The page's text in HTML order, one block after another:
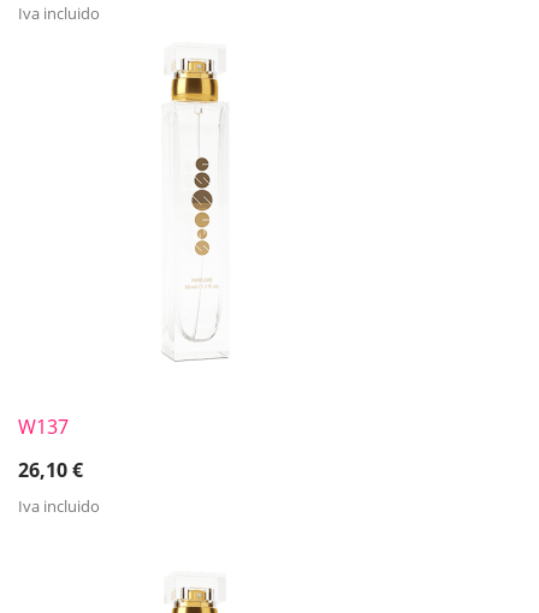
Iva incluido
W137
26,10€
Iva incluido